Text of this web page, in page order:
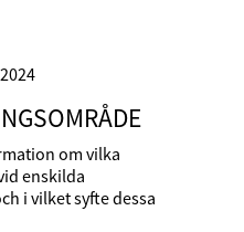
om vilka
enskilda
i vilket syfte dessa